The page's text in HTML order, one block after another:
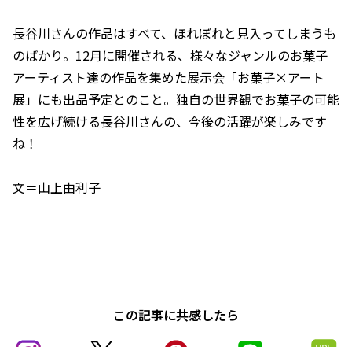
長谷川さんの作品はすべて、ほれぼれと見入ってしまうも
のばかり。12月に開催される、様々なジャンルのお菓子
アーティスト達の作品を集めた展示会「お菓子×アート
展」にも出品予定とのこと。独自の世界観でお菓子の可能
性を広げ続ける長谷川さんの、今後の活躍が楽しみです
ね！
文＝山上由利子
この記事に共感したら